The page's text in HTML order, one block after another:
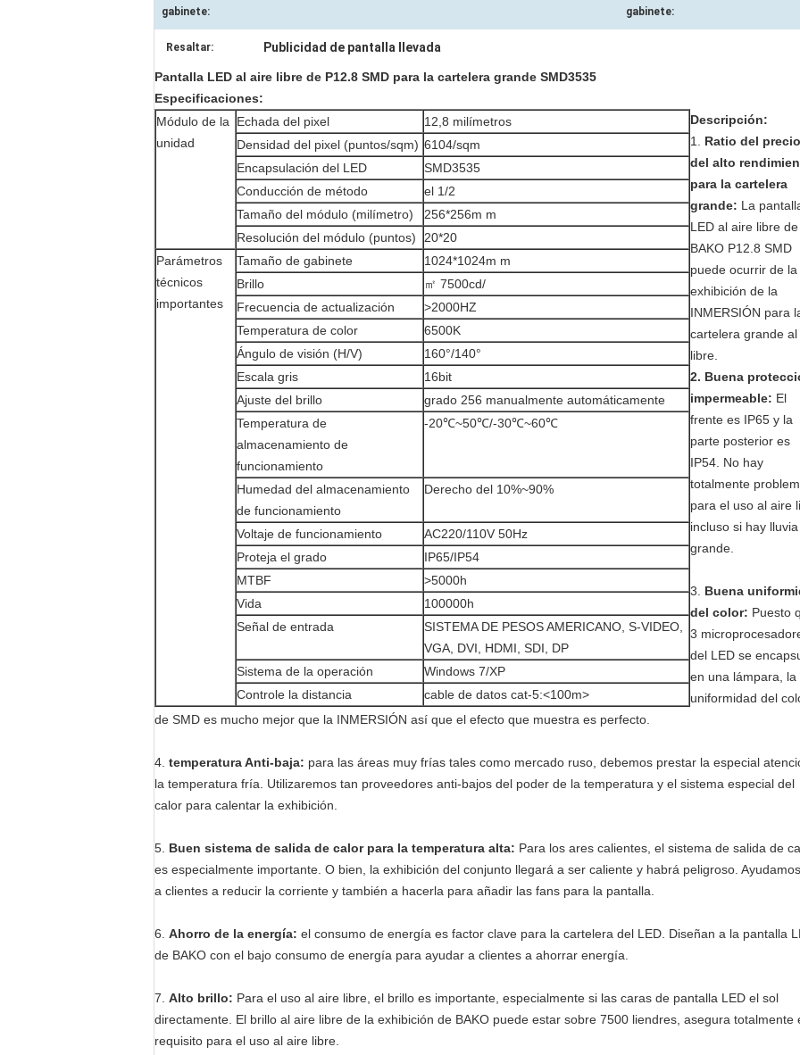
gabinete:
gabinete:
Resaltar: Publicidad de pantalla llevada
Pantalla LED al aire libre de P12.8 SMD para la cartelera grande SMD3535
Especificaciones:
Módulo de la
unidad
Echada del pixel
12,8 milímetros
Densidad del pixel (puntos/sqm) 6104/sqm
Encapsulación del LED
SMD3535
Conducción de método
el 1/2
Tamaño del módulo (milímetro)
256*256m m
Resolución del módulo (puntos)
20*20
Parámetros
técnicos
importantes
Tamaño de gabinete
1024*1024m m
Brillo
㎡ 7500cd/
Frecuencia de actualización
>2000HZ
Temperatura de color
6500K
Ángulo de visión (H/V)
160°/140°
Escala gris
16bit
Ajuste del brillo
grado 256 manualmente automáticamente
Temperatura de
almacenamiento de
funcionamiento
-20℃~50℃/-30℃~60℃
Humedad del almacenamiento
de funcionamiento
Derecho del 10%~90%
Voltaje de funcionamiento
AC220/110V 50Hz
Proteja el grado
IP65/IP54
MTBF
>5000h
Vida
100000h
Señal de entrada
SISTEMA DE PESOS AMERICANO, S-VIDEO,
VGA, DVI, HDMI, SDI, DP
Sistema de la operación
Windows 7/XP
Controle la distancia
cable de datos cat-5:<100m>
Descripción:
1. Ratio del precio
del alto
para la cartelera
grande: La
LED al aire libre de
BAKO P12.8 SMD
puede ocurrir de la
exhibición de la
INMERSIÓN para
cartelera grande al
libre.
2. Buena
impermeable: El
frente es IP65 y la
parte posterior es
IP54. No hay
totalmente
para el uso al aire
incluso si hay lluvia
grande.
3. Buena
del color: Puesto
3
del LED se
en una lámpara, la
uniformidad del
de SMD es mucho mejor que la INMERSIÓN así que el efecto que muestra es perfecto.
4. temperatura Anti-baja: para las áreas muy frías tales como mercado ruso, debemos prestar la especial
la temperatura fría. Utilizaremos tan proveedores anti-bajos del poder de la temperatura y el sistema especial del
calor para calentar la exhibición.
5. Buen sistema de salida de calor para la temperatura alta: Para los ares calientes, el sistema de salida de
es especialmente importante. O bien, la exhibición del conjunto llegará a ser caliente y habrá peligroso.
a clientes a reducir la corriente y también a hacerla para añadir las fans para la pantalla.
6. Ahorro de la energía: el consumo de energía es factor clave para la cartelera del LED. Diseñan a la pantalla
de BAKO con el bajo consumo de energía para ayudar a clientes a ahorrar energía.
7. Alto brillo: Para el uso al aire libre, el brillo es importante, especialmente si las caras de pantalla LED el sol
directamente. El brillo al aire libre de la exhibición de BAKO puede estar sobre 7500 liendres, asegura totalmente
requisito para el uso al aire libre.